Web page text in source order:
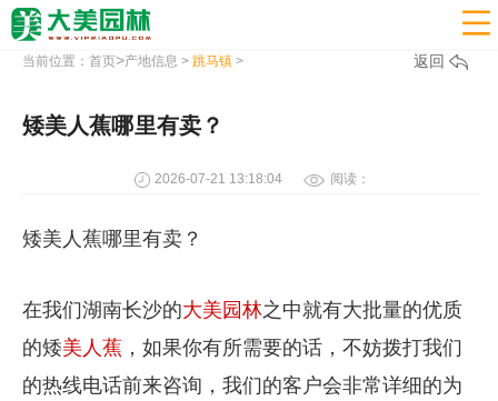

当前位置： 首页>产地信息 > 跳马镇> 返回
矮美人蕉哪里有卖？
2026-07-21 13:18:04 阅读：
矮美人蕉哪里有卖？
在我们湖南长沙的大美园林之中就有大批量的优质
的矮美人蕉，如果你有所需要的话，不妨拨打我们
的热线电话前来咨询，我们的客户会非常详细的为